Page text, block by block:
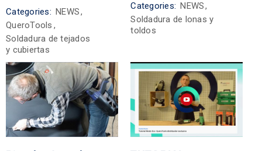
Categories: NEWS,
QueroTools ,
Soldadura de tejados
y cubiertas
Categories: NEWS,
Soldadura de lonas y
toldos